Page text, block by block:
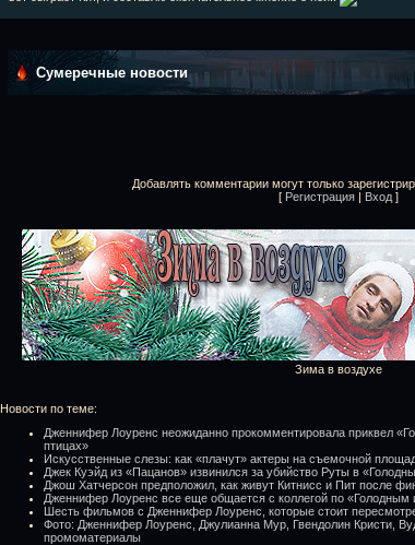
Сумеречные новости
Добавлять комментарии могут только
[ Регистрация | Вход ]
Зима в воздухе
Новости по теме:
Дженнифер Лоуренс неожиданно прокомментировала приквел
птицах»
Искусственные слезы: как «плачут» актеры на съемочной
Джек Куэйд из «Пацанов» извинился за убийство Руты в
Джош Хатчерсон предположил, как живут Китнисс и Пит после
Дженнифер Лоуренс все еще общается с коллегой по
Шесть фильмов с Дженнифер Лоуренс, которые стоит
Фото: Дженнифер Лоуренс, Джулианна Мур, Гвендолин Кристи,
промоматериалы